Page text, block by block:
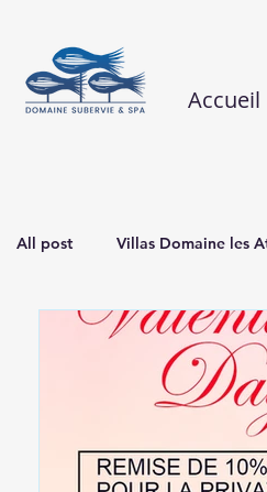
Accueil
All post Villas Domaine les